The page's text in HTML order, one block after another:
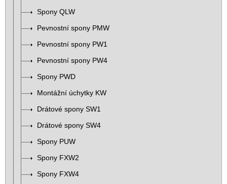
Spony QLW
Pevnostní spony PMW
Pevnostní spony PW1
Pevnostní spony PW4
Spony PWD
Montážní úchytky KW
Drátové spony SW1
Drátové spony SW4
Spony PUW
Spony FXW2
Spony FXW4